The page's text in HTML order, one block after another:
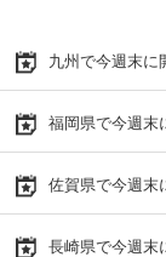
九州で今週末に
福岡県で今週末
佐賀県で今週末
長崎県で今週末